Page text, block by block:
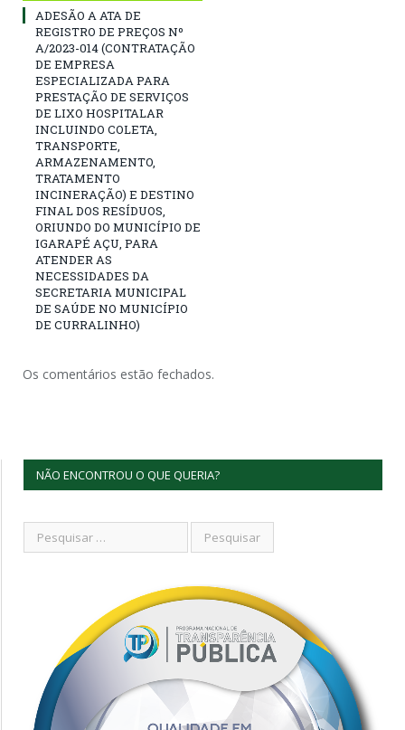
ADESÃO A ATA DE
REGISTRO DE PREÇOS Nº
A/2023-014 (CONTRATAÇÃO
DE EMPRESA
ESPECIALIZADA PARA
PRESTAÇÃO DE SERVIÇOS
DE LIXO HOSPITALAR
INCLUINDO COLETA,
TRANSPORTE,
ARMAZENAMENTO,
TRATAMENTO
INCINERAÇÃO) E DESTINO
FINAL DOS RESÍDUOS,
ORIUNDO DO MUNICÍPIO DE
IGARAPÉ AÇU, PARA
ATENDER AS
NECESSIDADES DA
SECRETARIA MUNICIPAL
DE SAÚDE NO MUNICÍPIO
DE CURRALINHO)
Os comentários estão fechados.
NÃO ENCONTROU O QUE QUERIA?